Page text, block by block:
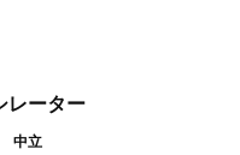
レーター
中立